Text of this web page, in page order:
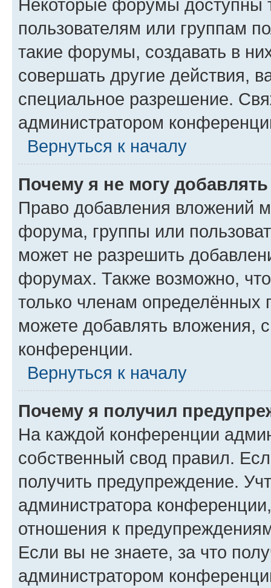
Некоторые форумы доступны
пользователям или группам
такие форумы, создавать в
совершать другие действия,
специальное разрешение.
администратором
Вернуться к началу
Почему я не могу
Право добавления вложений
форума, группы или
может не разрешить
форумах. Также возможно,
только членам определённых
можете добавлять вложения,
конференции.
Вернуться к началу
Почему я получил
На каждой конференции
собственный свод правил.
получить предупреждение.
администратора
отношения к
Если вы не знаете, за что
администратором